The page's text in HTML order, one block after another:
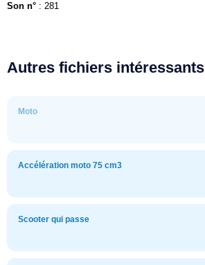
Son n° : 281
Autres fichiers intéressants
Moto
Accélération moto 75 cm3
Scooter qui passe